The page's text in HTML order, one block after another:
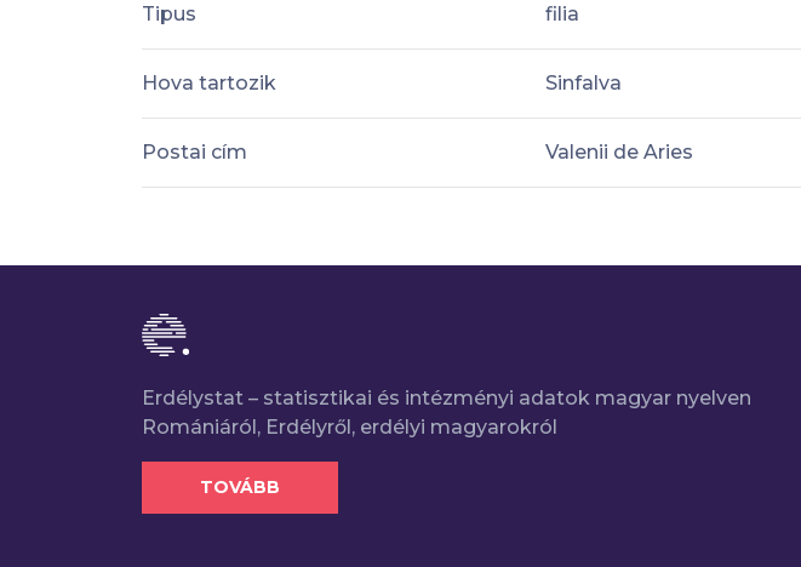
Tipus filia
Hova tartozik Sinfalva
Postai cím Valenii de Aries
Erdélystat – statisztikai és intézményi adatok magyar nyelven
Romániáról, Erdélyről, erdélyi magyarokról
TOVÁBB